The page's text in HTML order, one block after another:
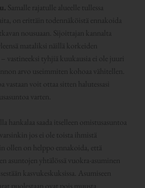
Samalle rajatulle alueelle tullessa
on erittäin todennäköistä ennakoida
nousuaan. Sijoittajan kannalta
mataliksi näillä korkeiden
vastineeksi tyhjiä kuukausia ei ole juuri
arvo useimmiten kohoaa vähitellen.
vastaan voit ottaa sitten halutessasi
varten.
hankalaa saada itselleen omistusasuntoa
varsinkin jos ei ole toista ihmistä
ollen on helppo ennakoida, että
asuntojen yhtälössä vuokra-asuminen
kasvukeskuksissa. Asumiseen
puolestaan ovat pois muusta